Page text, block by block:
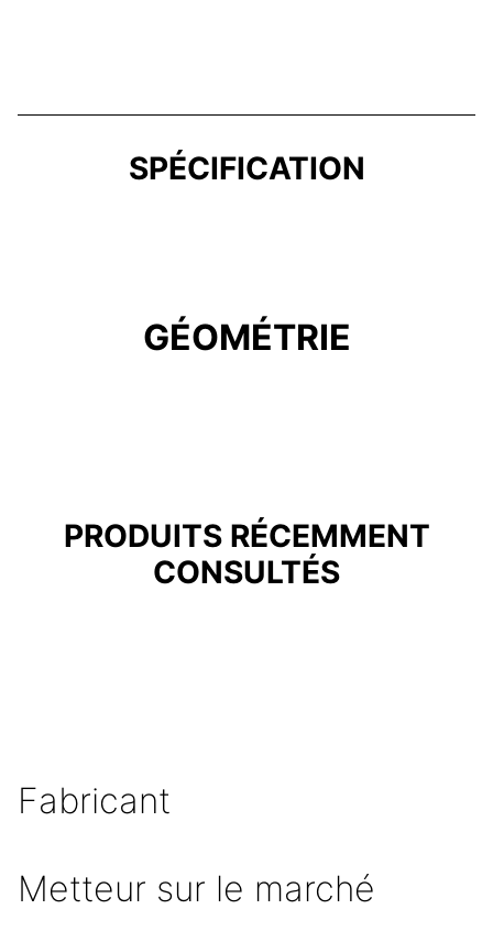
SPÉCIFICATION
GÉOMÉTRIE
PRODUITS RÉCEMMENT
CONSULTÉS
Fabricant
Metteur sur le marché